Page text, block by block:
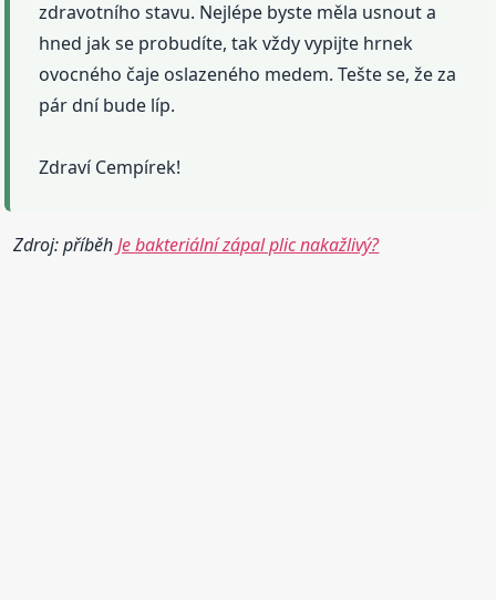
zdravotního stavu. Nejlépe byste měla usnout a
hned jak se probudíte, tak vždy vypijte hrnek
ovocného čaje oslazeného medem. Tešte se, že za
pár dní bude líp.
Zdraví Cempírek!
Zdroj: příběhJe bakteriální zápal plic nakažlivý?